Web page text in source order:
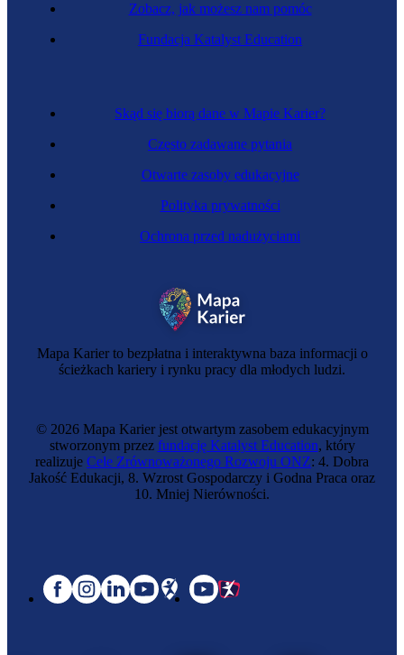
Mapa Karier to bezpłatna i interaktywna baza informacji o
ścieżkach kariery i rynku pracy dla młodych ludzi.
Skąd się biorą dane w Mapie Karier?
Często zadawane pytania
Otwarte zasoby edukacyjne
Polityka prywatności
Ochrona przed nadużyciami
Zobacz, jak możesz nam pomóc
Fundacja Katalyst Education
© 2026 Mapa Karier jest otwartym zasobem edukacyjnym
stworzonym przez fundację Katalyst Education, który
realizuje Cele Zrównoważonego Rozwoju ONZ: 4. Dobra
Jakość Edukacji, 8. Wzrost Gospodarczy i Godna Praca oraz
10. Mniej Nierówności.